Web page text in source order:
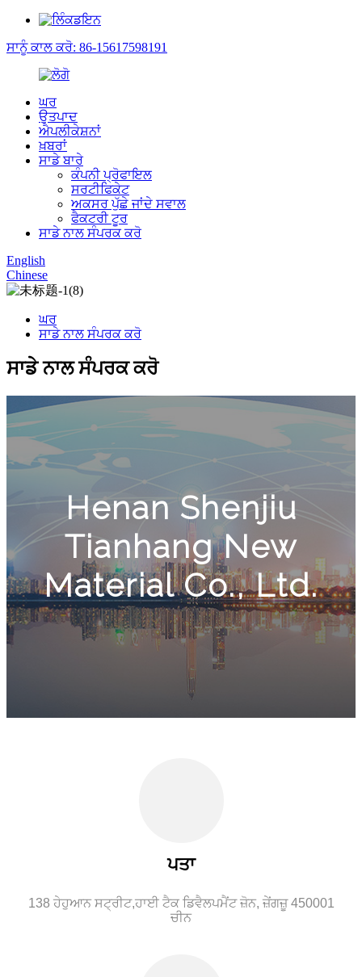
ਸਾਨੂੰ ਕਾਲ ਕਰੋ: 86-15617598191
ਘਰ
ਉਤਪਾਦ
ਐਪਲੀਕੇਸ਼ਨਾਂ
ਖ਼ਬਰਾਂ
ਸਾਡੇ ਬਾਰੇ
ਕੰਪਨੀ ਪ੍ਰੋਫਾਇਲ
ਸਰਟੀਫਿਕੇਟ
ਅਕਸਰ ਪੁੱਛੇ ਜਾਂਦੇ ਸਵਾਲ
ਫੈਕਟਰੀ ਟੂਰ
ਸਾਡੇ ਨਾਲ ਸੰਪਰਕ ਕਰੋ
English
Chinese
ਘਰ
ਸਾਡੇ ਨਾਲ ਸੰਪਰਕ ਕਰੋ
ਸਾਡੇ ਨਾਲ ਸੰਪਰਕ ਕਰੋ
Henan Shenjiu
Tianhang New
Material Co., Ltd.
ਪਤਾ
138 ਹੇਹੁਆਨ ਸਟ੍ਰੀਟ,ਹਾਈ ਟੈਕ ਡਿਵੈਲਪਮੈਂਟ ਜ਼ੋਨ, ਜ਼ੇਂਗਜ਼ੂ 450001
ਚੀਨ